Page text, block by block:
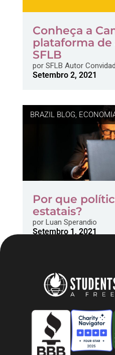
Conheça a
plataforma de
SFLB
porSFLB Autor
Setembro 2, 2021
BRAZIL BLOG,
Por que
estatais?
porLuan Sperandio
Setembro 1, 2021